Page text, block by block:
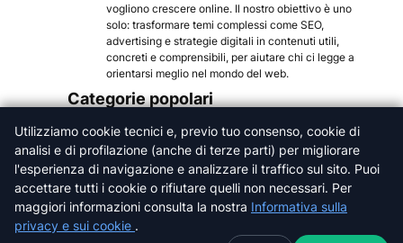
vogliono crescere online. Il nostro obiettivo è uno
solo: trasformare temi complessi come SEO,
advertising e strategie digitali in contenuti utili,
concreti e comprensibili, per aiutare chi ci legge a
orientarsi meglio nel mondo del web.
Categorie popolari
Arezzo
Firenze
Grosseto
Livorno
Lucca
Massa-Carrara
Utilizziamo cookie tecnici e, previo tuo consenso, cookie di
analisi e di profilazione (anche di terze parti) per migliorare
l'esperienza di navigazione e analizzare il traffico sul sito. Puoi
accettare tutti i cookie o rifiutare quelli non necessari. Per
maggiori informazioni consulta la nostra Informativa sulla
privacy e sui cookie .